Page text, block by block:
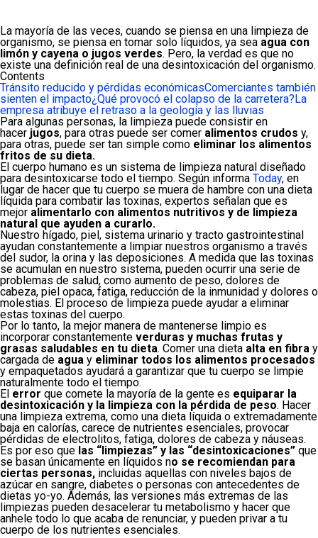
La mayoría de las veces, cuando se piensa en una limpieza de
organismo, se piensa en tomar solo líquidos, ya sea agua con
limón y cayena o jugos verdes. Pero, la verdad es que no
existe una definición real de una desintoxicación del organismo.
Contents
Tránsito reducido y pérdidas económicasComerciantes también
sienten el impacto¿Qué provocó el colapso de la carretera? La
empresa atribuye el retraso a la geología y las lluvias
Para algunas personas, la limpieza puede consistir en
hacer jugos, para otras puede ser comer alimentos crudos y,
para otras, puede ser tan simple como eliminar los alimentos
fritos de su dieta.
El cuerpo humano es un sistema de limpieza natural diseñado
para desintoxicarse todo el tiempo. Según informa Today, en
lugar de hacer que tu cuerpo se muera de hambre con una dieta
líquida para combatir las toxinas, expertos señalan que es
mejor alimentarlo con alimentos nutritivos y de limpieza
natural que ayuden a curarlo.
Nuestro hígado, piel, sistema urinario y tracto gastrointestinal
ayudan constantemente a limpiar nuestros organismo a través
del sudor, la orina y las deposiciones. A medida que las toxinas
se acumulan en nuestro sistema, pueden ocurrir una serie de
problemas de salud, como aumento de peso, dolores de
cabeza, piel opaca, fatiga, reducción de la inmunidad y dolores o
molestias. El proceso de limpieza puede ayudar a eliminar
estas toxinas del cuerpo.
Por lo tanto, la mejor manera de mantenerse limpio es
incorporar constantemente verduras y muchas frutas y
grasas saludables en tu dieta. Comer una dieta alta en fibra y
cargada de agua y eliminar todos los alimentos procesados
y empaquetados ayudará a garantizar que tu cuerpo se limpie
naturalmente todo el tiempo.
El error que comete la mayoría de la gente es equiparar la
desintoxicación y la limpieza con la pérdida de peso. Hacer
una limpieza extrema, como una dieta líquida o extremadamente
baja en calorías, carece de nutrientes esenciales, provocar
pérdidas de electrolitos, fatiga, dolores de cabeza y náuseas.
Es por eso que las “limpiezas” y las “desintoxicaciones” que
se basan únicamente en líquidos no se recomiendan para
ciertas personas, incluidas aquellas con niveles bajos de
azúcar en sangre, diabetes o personas con antecedentes de
dietas yo-yo. Además, las versiones más extremas de las
limpiezas pueden desacelerar tu metabolismo y hacer que
anhele todo lo que acaba de renunciar, y pueden privar a tu
cuerpo de los nutrientes esenciales.